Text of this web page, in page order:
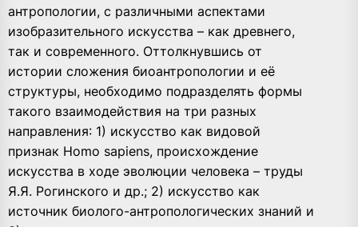
антропологии, с различными аспектами
изобразительного искусства – как древнего,
так и современного. Оттолкнувшись от
истории сложения биоантропологии и её
структуры, необходимо подразделять формы
такого взаимодействия на три разных
направления: 1) искусство как видовой
признак Homo sapiens, происхождение
искусства в ходе эволюции человека – труды
Я.Я. Рогинского и др.; 2) искусство как
источник биолого-антропологических знаний и